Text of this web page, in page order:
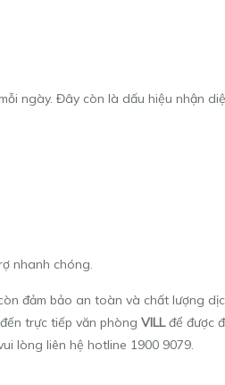
ngày. Đây còn là dấu hiệu nhận
nhanh chóng.
đảm bảo an toàn và chất lượng
trực tiếp văn phòngVILLđể được
lòng liên hệ hotline 1900 9079.